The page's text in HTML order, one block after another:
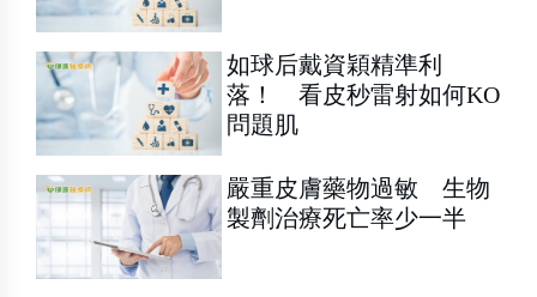
如球后戴資穎精準利
落！ 看皮秒雷射如何KO
問題肌
嚴重皮膚藥物過敏 生物
製劑治療死亡率少一半